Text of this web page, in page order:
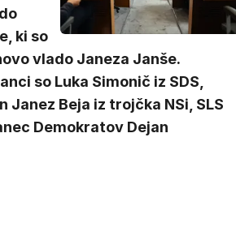
ki so
vlado Janeza Janše.
so Luka Simonič iz SDS,
Janez Beja iz trojčka NSi, SLS
Demokratov Dejan